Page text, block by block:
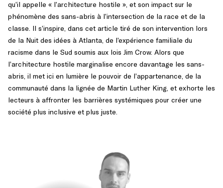
qu’il appelle « l’architecture hostile », et son impact sur le
phénomène des sans-abris à l’intersection de la race et de la
classe. Il s’inspire, dans cet article tiré de son intervention lors
de la Nuit des idées à Atlanta, de l’expérience familiale du
racisme dans le Sud soumis aux lois Jim Crow. Alors que
l’architecture hostile marginalise encore davantage les sans-
abris, il met ici en lumière le pouvoir de l’appartenance, de la
communauté dans la lignée de Martin Luther King, et exhorte les
lecteurs à affronter les barrières systémiques pour créer une
société plus inclusive et plus juste.